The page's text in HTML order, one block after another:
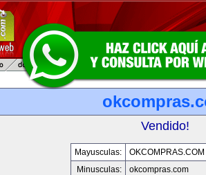
Vendido!
Mayusculas:
OKCOMPRAS.COM
Minusculas:
okcompras.com